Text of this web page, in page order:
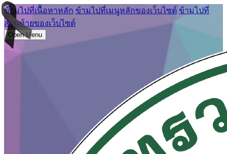
ข้ามไปที่เนื้อหาหลัก ข้ามไปที่เมนูหลักของเว็บไซต์ ข้ามไปที่
ส่วนท้ายของเว็บไซต์
Open Menu